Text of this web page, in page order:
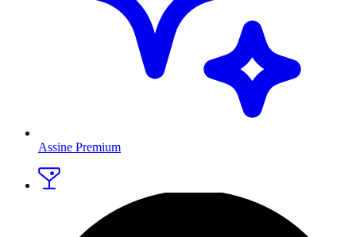
Assine Premium